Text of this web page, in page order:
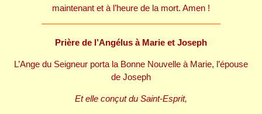
maintenant et à l’heure de la mort. Amen !
Prière de l’Angélus à Marie et Joseph
L’Ange du Seigneur porta la Bonne Nouvelle à Marie, l’épouse
de Joseph
Et elle conçut du Saint-Esprit,